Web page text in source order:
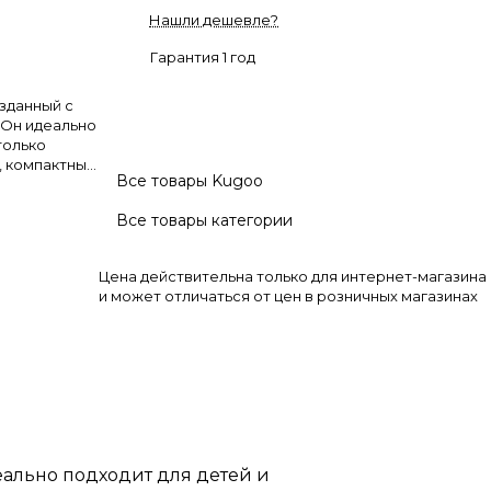
с
идеально
нужно
Нашли дешевле?
Гарантия 1 год
Все товары Kugoo
Все товары категории
Цена действительна только для интернет-магазина
и может отличаться от цен в розничных магазинах
подходит для детей и